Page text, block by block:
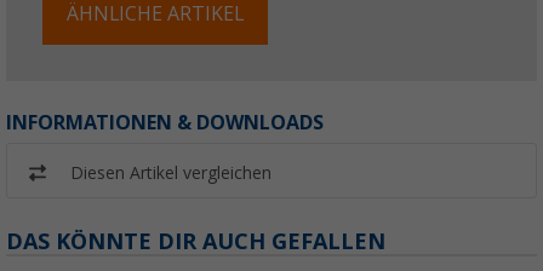
ÄHNLICHE ARTIKEL
INFORMATIONEN & DOWNLOADS
Diesen Artikel vergleichen
DAS KÖNNTE DIR AUCH GEFALLEN